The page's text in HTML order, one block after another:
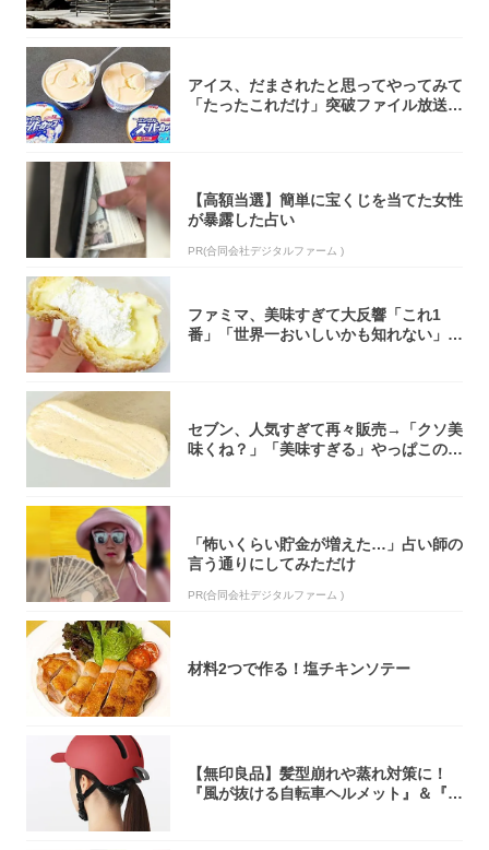
アイス、だまされたと思ってやってみて
「たったこれだけ」突破ファイル放送で
【高額当選】簡単に宝くじを当てた女性
が暴露した占い
PR(合同会社デジタルファーム )
ファミマ、美味すぎて大反響「これ1
番」「世界一おいしいかも知れない」
セブン、人気すぎて再々販売→「クソ美
味くね？」「美味すぎる」やっぱこのク
「怖いくらい貯金が増えた…」占い師の
言う通りにしてみただけ
PR(合同会社デジタルファーム )
材料2つで作る！塩チキンソテー
【無印良品】髪型崩れや蒸れ対策に！
『風が抜ける自転車ヘルメット』＆『2